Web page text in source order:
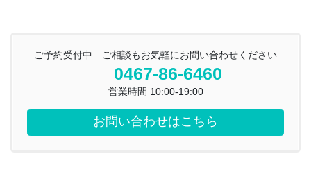
ご予約受付中 ご相談もお気軽にお問い合わせください
0467-86-6460
営業時間 10:00-19:00
お問い合わせはこちら